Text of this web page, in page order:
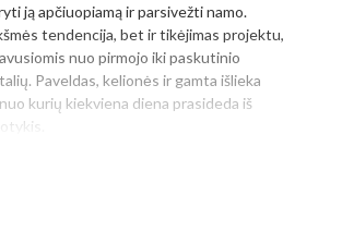
ją apčiuopiamą ir parsivežti namo.
tendencija, bet ir tikėjimas projektu,
nuo pirmojo iki paskutinio
Paveldas, kelionės ir gamta išlieka
kurių kiekviena diena prasideda iš